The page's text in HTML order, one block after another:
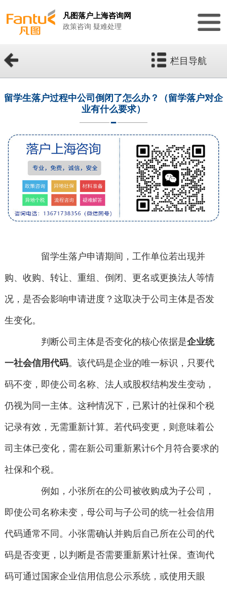
凡图落户上海咨询网
政策咨询 疑难处理
栏目导航
留学生落户过程中公司倒闭了怎么办？（留学落户对企
业有什么要求）
留学生落户申请期间，工作单位若出现并
购、收购、转让、重组、倒闭、更名或更换法人等情
况，是否会影响申请进度？这取决于公司主体是否发
生变化。
判断公司主体是否变化的核心依据是企业统
一社会信用代码。该代码是企业的唯一标识，只要代
码不变，即使公司名称、法人或股权结构发生变动，
仍视为同一主体。这种情况下，已累计的社保和个税
记录有效，无需重新计算。若代码变更，则意味着公
司主体已变化，需在新公司重新累计6个月符合要求的
社保和个税。
例如，小张所在的公司被收购成为子公司，
即使公司名称未变，母公司与子公司的统一社会信用
代码通常不同。小张需确认并购后自己所在公司的代
码是否变更，以判断是否需要重新累计社保。查询代
码可通过国家企业信用信息公示系统，或使用天眼